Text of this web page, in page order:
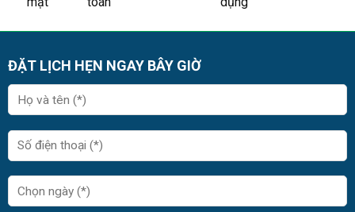
ĐẶT LỊCH HẸN NGAY BÂY GIỜ